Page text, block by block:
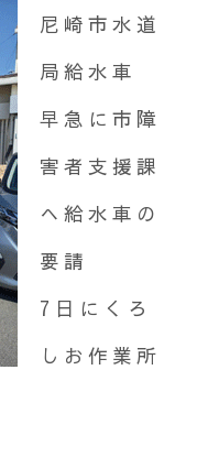
尼崎市水道
局給水車
早急に市障
害者支援課
へ給水車の
要請
7日にくろ
しお作業所